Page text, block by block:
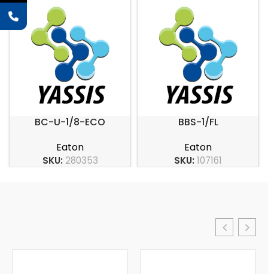
BC-U-1/8-ECO
Eaton
SKU:280353
BBS-1/FL
Eaton
SKU:107161